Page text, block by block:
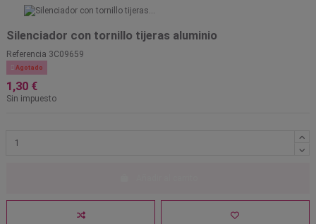
Silenciador con tornillo tijeras aluminio
Referencia 3C09659
 Agotado
1,30 €
Sin impuesto